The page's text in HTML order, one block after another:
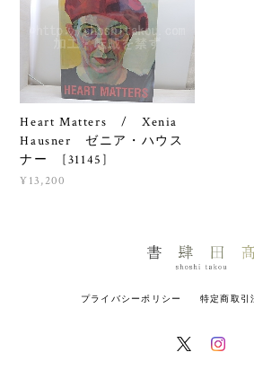
Heart Matters / Xenia
Hausner ゼニア・ハウス
ナー [31145]
¥13,200
プライバシーポリシー 特定商取引